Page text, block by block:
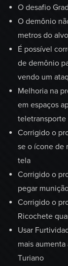
O desafio
O demônio
metros do
É possível
de demônio
vendo um
Melhoria na
em espaços
teletransporte
Corrigido o
se o ícone de
tela
Corrigido o
pegar
Corrigido o
Ricochete
Usar
mais
Turiano